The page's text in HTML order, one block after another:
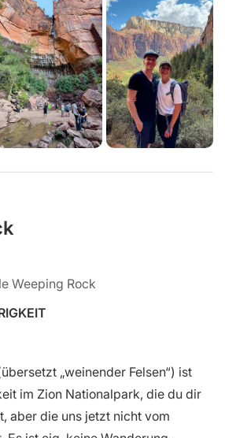
Weeping Rock
„weinender Felsen“) ist
im Zion Nationalpark, die du dir
aber die uns jetzt nicht vom